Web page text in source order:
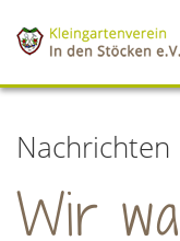
Nachrichten
Wir